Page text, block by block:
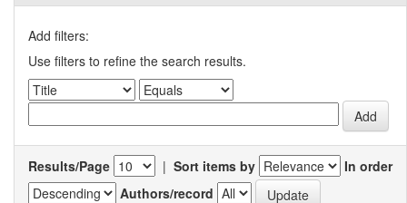
Add filters:
Use filters to refine the search results.
Results/Page | Sort items by
In order
Authors/record